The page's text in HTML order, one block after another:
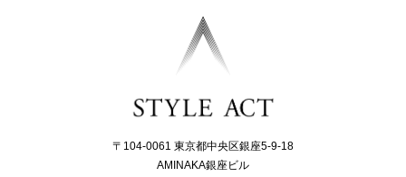
〒104-0061 東京都中央区銀座5-9-18
AMINAKA銀座ビル